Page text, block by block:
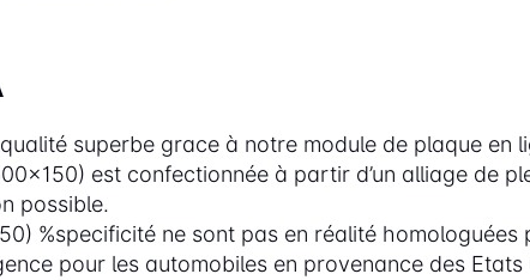
superbe grace à notre module de plaque en
est confectionnée à partir d’un alliage de
possible.
%specificité ne sont pas en réalité homologuées
pour les automobiles en provenance des Etats